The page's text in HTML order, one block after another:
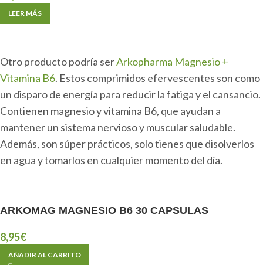
LEER MÁS
Otro producto podría serArkopharma Magnesio +
Vitamina B6. Estos comprimidos efervescentes son como
un disparo de energía para reducir la fatiga y el cansancio.
Contienen magnesio y vitamina B6, que ayudan a
mantener un sistema nervioso y muscular saludable.
Además, son súper prácticos, solo tienes que disolverlos
en agua y tomarlos en cualquier momento del día.
ARKOMAG MAGNESIO B6 30 CAPSULAS
8,95€
AÑADIR AL CARRITO